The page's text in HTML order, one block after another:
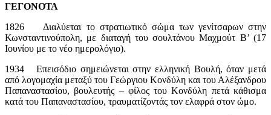
ΓΕΓΟΝΟΤΑ
1826 Διαλύεται το στρατιωτικό σώμα των γενίτσαρων στην
Κωνσταντινούπολη, με διαταγή του σουλτάνου Μαχμούτ Β’ (17
Ιουνίου με το νέο ημερολόγιο).
1934 Επεισόδιο σημειώνεται στην ελληνική Βουλή, όταν μετά
από λογομαχία μεταξύ του Γεώργιου Κονδύλη και του Αλέξανδρου
Παπαναστασίου, βουλευτής – φίλος του Κονδύλη πετά κάθισμα
κατά του Παπαναστασίου, τραυματίζοντάς τον ελαφρά στον ώμο.